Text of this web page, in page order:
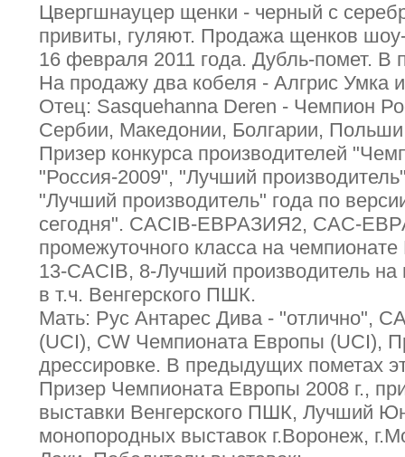
Цвергшнауцер щенки - черный с
привиты, гуляют. Продажа щенков
16 февраля 2011 года. Дубль-помет. В
На продажу два кобеля - Алгрис Умка
Отец: Sasquehanna Deren - Чемпион
Сербии, Македонии, Болгарии,
Призер конкурса производителей
"Россия-2009", "Лучший
"Лучший производитель" года по
сегодня". CACIB-ЕВРАЗИЯ2, CAC-
промежуточного класса на
13-CACIB, 8-Лучший производитель
в т.ч. Венгерского ПШК.
Мать: Рус Антарес Дива - "отлично",
(UCI), CW Чемпионата Европы (UCI),
дрессировке. В предыдущих пометах
Призер Чемпионата Европы 2008 г.,
выставки Венгерского ПШК, Лучший
монопородных выставок г.Воронеж,